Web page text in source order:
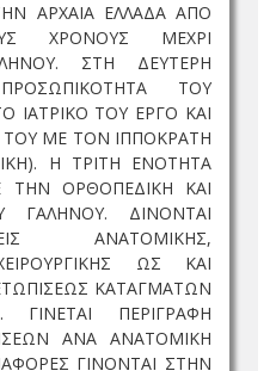
ΑΡΧΑΙΑ ΕΛΛΑΔΑ ΑΠΟ
ΧΡΟΝΟΥΣ ΜΕΧΡΙ
ΣΤΗ ΔΕΥΤΕΡΗ
ΤΟΥ
ΙΑΤΡΙΚΟ ΤΟΥ ΕΡΓΟ ΚΑΙ
ΤΟΥ ΜΕ ΤΟΝ ΙΠΠΟΚΡΑΤΗ
Η ΤΡΙΤΗ ΕΝΟΤΗΤΑ
ΤΗΝ ΟΡΘΟΠΕΔΙΚΗ ΚΑΙ
ΓΑΛΗΝΟΥ. ΔΙΝΟΝΤΑΙ
ΑΝΑΤΟΜΙΚΗΣ,
ΩΣ ΚΑΙ
ΚΑΤΑΓΜΑΤΩΝ
ΠΕΡΙΓΡΑΦΗ
ΑΝΑ ΑΝΑΤΟΜΙΚΗ
ΓΙΝΟΝΤΑΙ ΣΤΗΝ